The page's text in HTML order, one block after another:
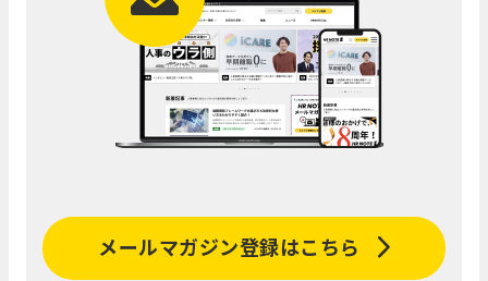
メールマガジン登録はこちら